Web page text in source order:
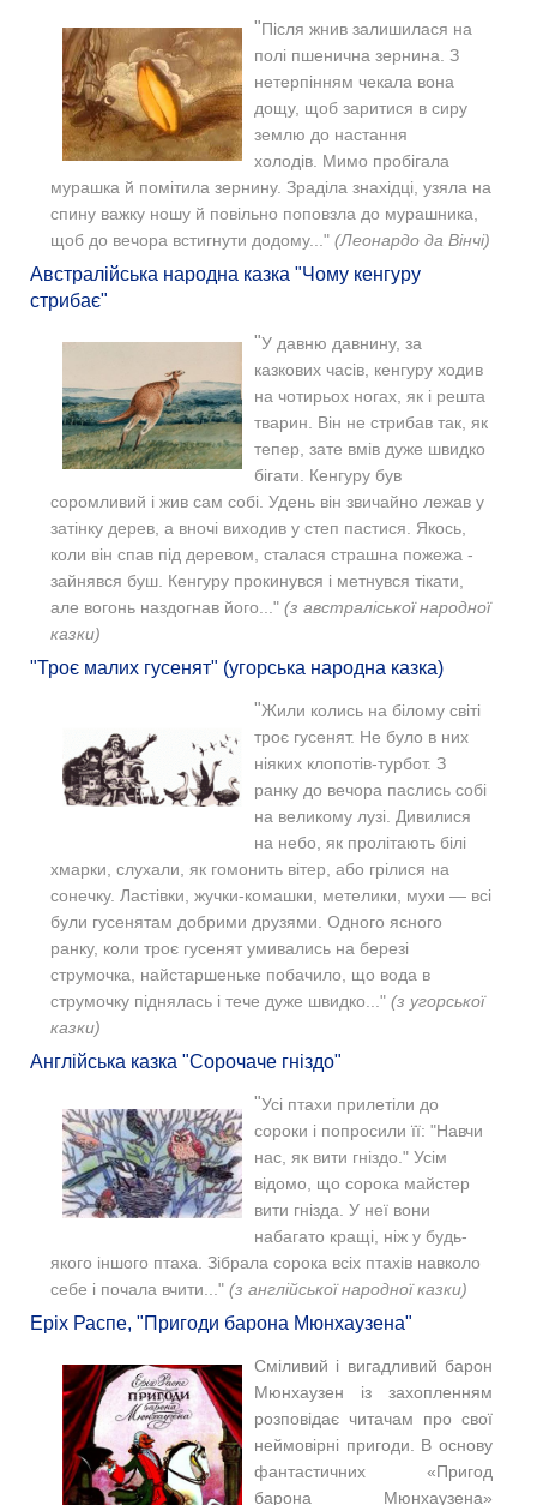
"Після жнив залишилася на
полі пшенична зернина. З
нетерпінням чекала вона
дощу, щоб заритися в сиру
землю до настання
холодів. Мимо пробігала
мурашка й помітила зернину. Зраділа знахідці, узяла на
спину важку ношу й повільно поповзла до мурашника,
щоб до вечора встигнути додому..." (Леонардо да Вінчі)
Австралійська народна казка "Чому кенгуру
стрибає"
"У давню давнину, за
казкових часів, кенгуру ходив
на чотирьох ногах, як і решта
тварин. Він не стрибав так, як
тепер, зате вмів дуже швидко
бігати. Кенгуру був
соромливий і жив сам собі. Удень він звичайно лежав у
затінку дерев, а вночі виходив у степ пастися. Якось,
коли він спав під деревом, сталася страшна пожежа -
зайнявся буш. Кенгуру прокинувся і метнувся тікати,
але вогонь наздогнав його..." (з австраліської народної
казки)
"Троє малих гусенят" (угорська народна казка)
"Жили колись на білому світі
троє гусенят. Не було в них
ніяких клопотів-турбот. З
ранку до вечора паслись собі
на великому лузі. Дивилися
на небо, як пролітають білі
хмарки, слухали, як гомонить вітер, або грілися на
сонечку. Ластівки, жучки-комашки, метелики, мухи — всі
були гусенятам добрими друзями. Одного ясного
ранку, коли троє гусенят умивались на березі
струмочка, найстаршеньке побачило, що вода в
струмочку піднялась і тече дуже швидко..." (з угорської
казки)
Англійська казка "Сорочаче гніздо"
"Усі птахи прилетіли до
сороки і попросили її: "Навчи
нас, як вити гніздо." Усім
відомо, що сорока майстер
вити гнізда. У неї вони
набагато кращі, ніж у будь-
якого іншого птаха. Зібрала сорока всіх птахів навколо
себе і почала вчити..." (з англійської народної казки)
Еріх Распе, "Пригоди барона Мюнхаузена"
Сміливий і вигадливий барон
Мюнхаузен із захопленням
розповідає читачам про свої
неймовірні пригоди. В основу
фантастичних «Пригод
барона Мюнхаузена»